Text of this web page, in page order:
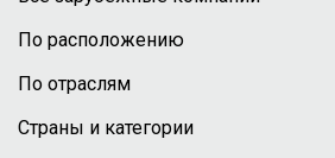
По расположению
По отраслям
Страны и категории